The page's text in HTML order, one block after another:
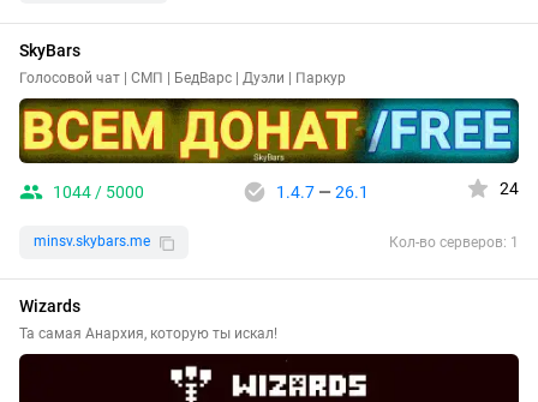
SkyBars
Голосовой чат | СМП | БедВарс | Дуэли | Паркур
1044 / 5000 1.4.7— 26.1 24
minsv.skybars.me Кол-во серверов: 1
Wizards
Та самая Анархия, которую ты искал!